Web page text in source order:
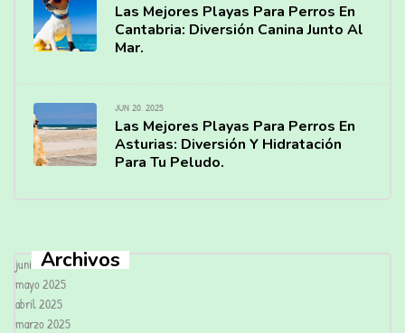
Las Mejores Playas Para Perros En
Cantabria: Diversión Canina Junto Al
Mar.
JUN 20, 2025
Las Mejores Playas Para Perros En
Asturias: Diversión Y Hidratación
Para Tu Peludo.
Archivos
junio 2025
mayo 2025
abril 2025
marzo 2025